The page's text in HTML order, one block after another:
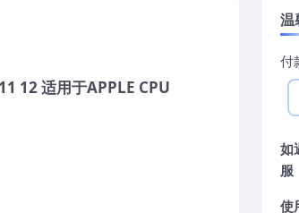
12 适用于APPLE CPU
温
付
如
服
使